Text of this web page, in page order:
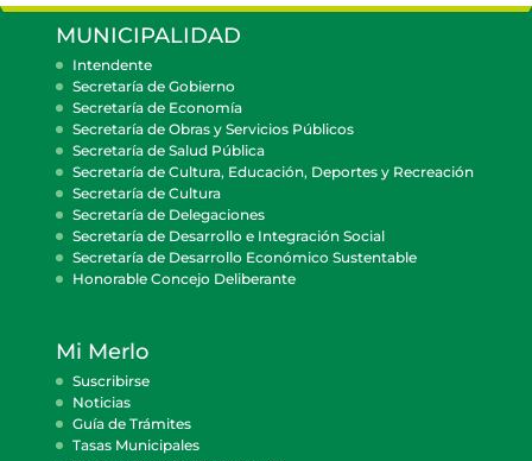
MUNICIPALIDAD
Intendente
Secretaría de Gobierno
Secretaría de Economía
Secretaría de Obras y Servicios Públicos
Secretaría de Salud Pública
Secretaría de Cultura, Educación, Deportes y Recreación
Secretaría de Cultura
Secretaría de Delegaciones
Secretaría de Desarrollo e Integración Social
Secretaría de Desarrollo Económico Sustentable
Honorable Concejo Deliberante
Mi Merlo
Suscribirse
Noticias
Guía de Trámites
Tasas Municipales